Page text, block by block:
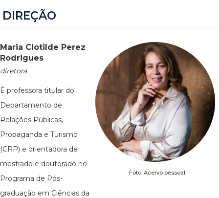
DIREÇÃO
Foto: Acervo pessoal
Maria Clotilde Perez
Rodrigues
diretora
É professora titular do
Departamento de
Relações Públicas,
Propaganda e Turismo
(CRP) e orientadora de
mestrado e doutorado no
Programa de Pós-
graduação em Ciências da